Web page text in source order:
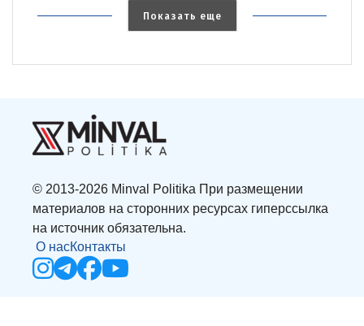
Показать еще
© 2013-2026 Minval Politika При размещении
материалов на сторонних ресурсах гиперссылка
на источник обязательна.
О насКонтакты